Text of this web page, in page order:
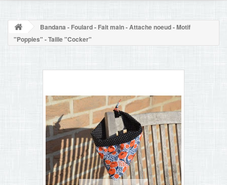
NOUVELLES
ACCUEIL
Bandana - Foulard - Fait main - Attache noeud - Motif
"Poppies" - Taille "Cocker"